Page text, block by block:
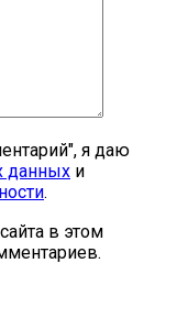
я даю
данных и
.
в этом